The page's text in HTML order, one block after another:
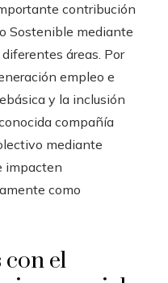
contribución
Sostenible mediante
áreas. Por
empleo e
y la inclusión
compañía
mediante
impacten
como
el